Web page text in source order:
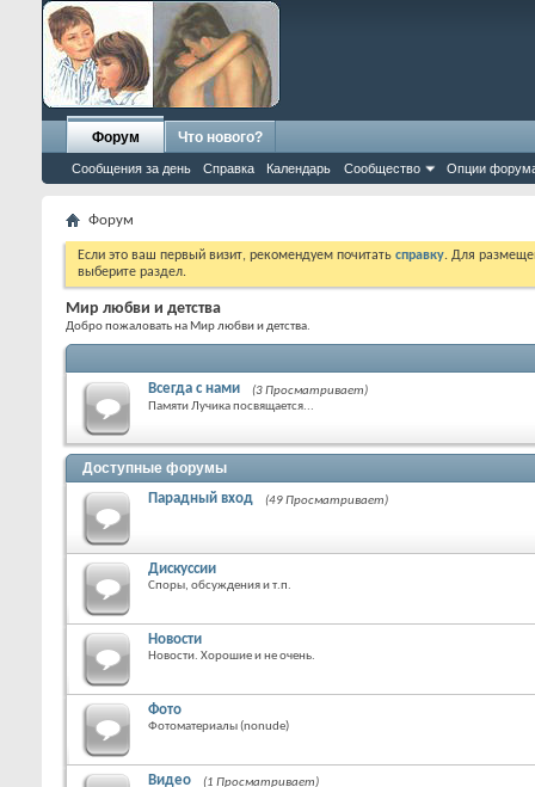
Форум
Сообщения за день Справка Календарь Сообщество Опции
Что нового?
Форум
Если это ваш первый визит, рекомендуем почитать справку. Для
выберите раздел.
Мир любви и детства
Добро пожаловать на Мир любви и детства.
Всегда с нами
(3 Просматривает)
Памяти Лучика посвящается...
Доступные форумы
Парадный вход (49 Просматривает)
Дискуссии
Споры, обсуждения и т.п.
Новости
Новости. Хорошие и не очень.
Фото
Фотоматериалы (nonude)
Видео
(1 Просматривает)